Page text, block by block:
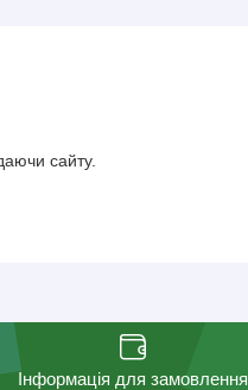
сайту.
Інформація для замовлення